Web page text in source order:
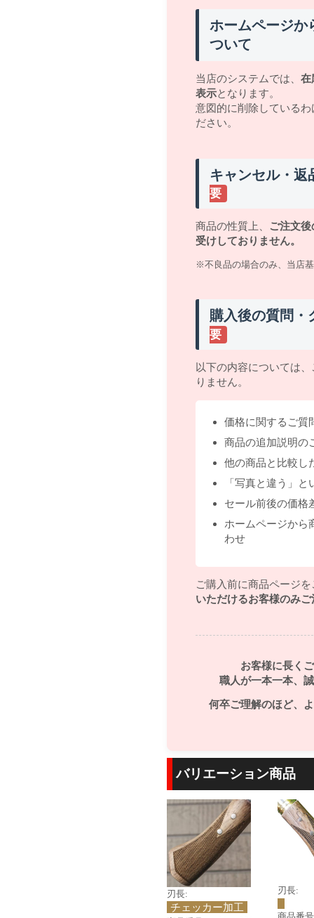
ホームページか
ついて
当店のシステムでは、 在
表示となります。
意図的に削除している
ださい。
キャンセル・返
要
商品の性質上、 ご注文
受けしておりません。
※不良品の場合のみ、当店
購入後の質問・
要
以下の内容については
りません。
価格に関するご質
商品の追加説明の
他の商品と比較し
「写真と違う」
セール前後の価格
ホームページから
わせ
ご購入前に商品ページ
いただけるお客様のみ
お客様に長く
職人が一本一本、
何卒ご理解のほど、
バリエーション商品
刃長:
チェッカー加工
刃長: